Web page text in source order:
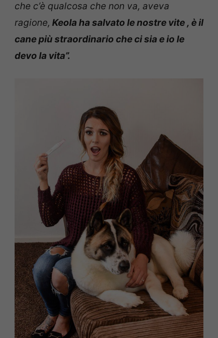
che c’è qualcosa che non va, aveva
ragione, Keola ha salvato le nostre vite , è il
cane più straordinario che ci sia e io le
devo la vita”.